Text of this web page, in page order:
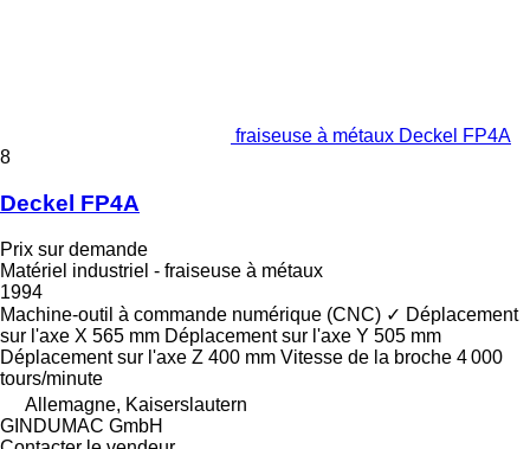
fraiseuse à métaux Deckel FP4A
8
Deckel FP4A
Prix sur demande
Matériel industriel - fraiseuse à métaux
1994
Machine-outil à commande numérique (CNC) ✓ Déplacement
sur l'axe X 565 mm Déplacement sur l'axe Y 505 mm
Déplacement sur l'axe Z 400 mm Vitesse de la broche 4 000
tours/minute
Allemagne, Kaiserslautern
GINDUMAC GmbH